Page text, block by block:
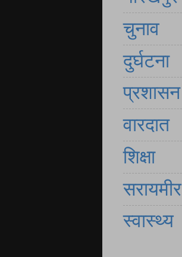
चुनाव
दुर्घटना
प्रशासन
वारदात
शिक्षा
सरायमीर
स्वास्थ्य